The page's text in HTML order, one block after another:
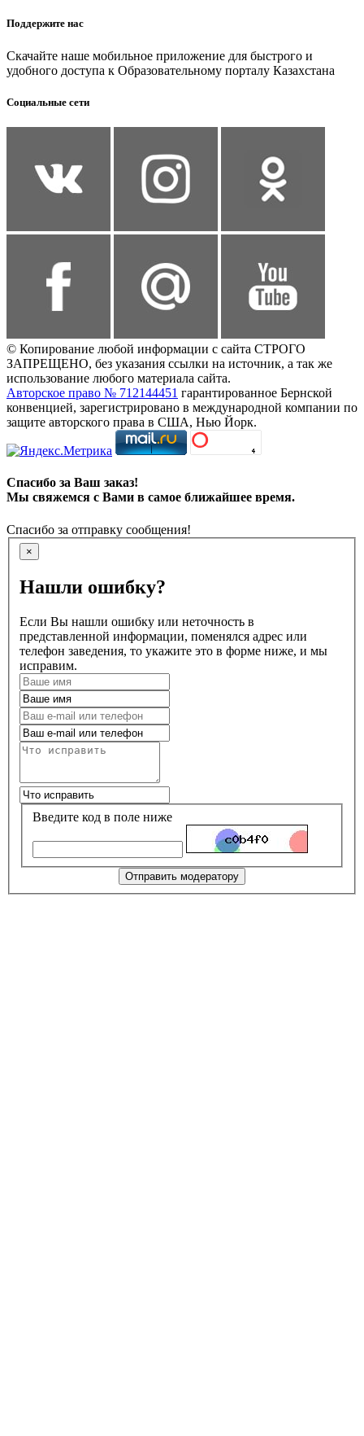
Поддержите нас
Скачайте наше мобильное приложение для быстрого и
удобного доступа к Образовательному порталу Казахстана
Социальные сети
© Копирование любой информации с сайта СТРОГО
ЗАПРЕЩЕНО, без указания ссылки на источник, а так же
использование любого материала сайта.
Авторское право № 712144451 гарантированное Бернской
конвенцией, зарегистрировано в международной компании по
защите авторского права в США, Нью Йорк.
Спасибо за Ваш заказ!
Мы свяжемся с Вами в самое ближайшее время.
Спасибо за отправку сообщения!
×
Нашли ошибку?
Если Вы нашли ошибку или неточность в
представленной информации, поменялся адрес или
телефон заведения, то укажите это в форме ниже, и мы
исправим.
Введите код в поле ниже
Отправить модератору